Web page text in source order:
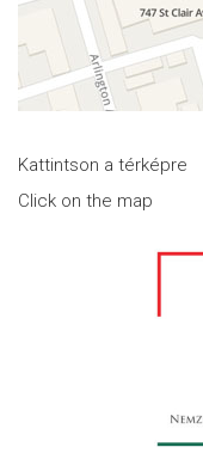
Kattintson a térképre
Click on the map